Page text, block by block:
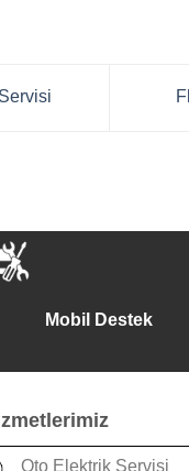
Mobil Destek
Oto Elektrik Servisi